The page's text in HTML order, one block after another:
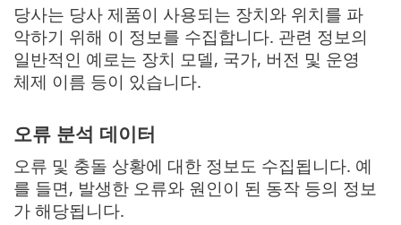
당사는 당사 제품이 사용되는 장치와 위치를 파
악하기 위해 이 정보를 수집합니다. 관련 정보의
일반적인 예로는 장치 모델, 국가, 버전 및 운영
체제 이름 등이 있습니다.
오류 분석 데이터
오류 및 충돌 상황에 대한 정보도 수집됩니다. 예
를 들면, 발생한 오류와 원인이 된 동작 등의 정보
가 해당됩니다.